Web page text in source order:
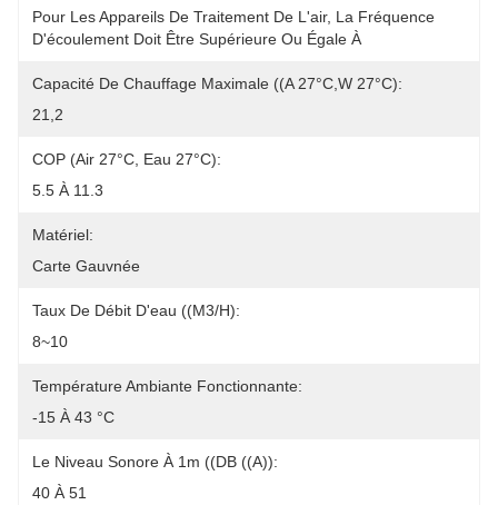
Pour Les Appareils De Traitement De L'air, La Fréquence
D'écoulement Doit Être Supérieure Ou Égale À
Capacité De Chauffage Maximale ((A 27°C,W 27°C):
21,2
COP (air 27°C, Eau 27°C):
5.5 À 11.3
Matériel:
Carte Gauvnée
Taux De Débit D'eau ((m3/h):
8~10
Température Ambiante Fonctionnante:
-15 À 43 °C
Le Niveau Sonore À 1m ((dB ((A)):
40 À 51